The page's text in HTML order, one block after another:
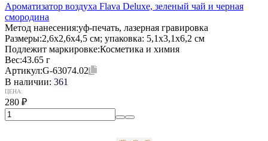
Ароматизатор воздуха Flava Deluxe, зеленый чай и черная
смородина
Метод нанесения:уф-печать, лазерная гравировка
Размеры:2,6х2,6х4,5 см; упаковка: 5,1x3,1x6,2 см
Подлежит маркировке:Косметика и химия
Вес:43.65 г
Артикул:G-63074.02
В наличии: 361
ЦЕНА:
280 ₽